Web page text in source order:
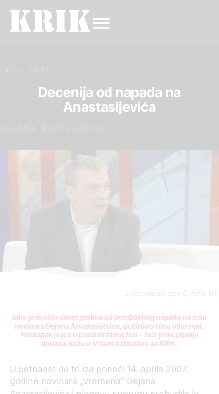
14.04.2017.
Decenija od napada na
Anastasijevića
Dejan AnastasijeviĆ (foto: N1)
Iako je prošlo deset godina od bombaškog napada na stan
novinara Dejana Anastasijevića, počinioci nisu otkriveni.
Postupak je još u predistražnoj fazi – fazi prikupljanja
dokaza, kažu u Višem tužilaštvu za KRIK.
U petnaest do tri iza ponoći 14. aprila 2007.
godine novinara „Vremena“ Dejana